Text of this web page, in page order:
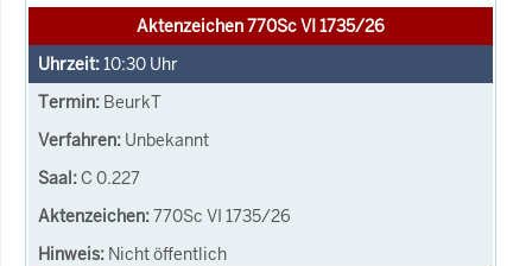
Aktenzeichen 770Sc VI 1735/26
10:30 Uhr
BeurkT
Unbekannt
C 0.227
770Sc VI 1735/26
Nicht öffentlich